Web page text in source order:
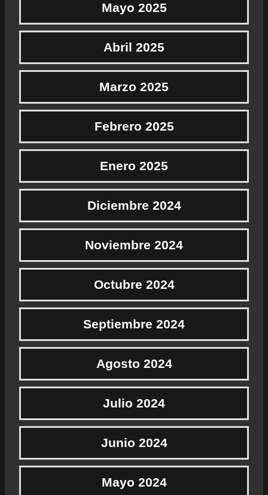
Mayo 2025
Abril 2025
Marzo 2025
Febrero 2025
Enero 2025
Diciembre 2024
Noviembre 2024
Octubre 2024
Septiembre 2024
Agosto 2024
Julio 2024
Junio 2024
Mayo 2024